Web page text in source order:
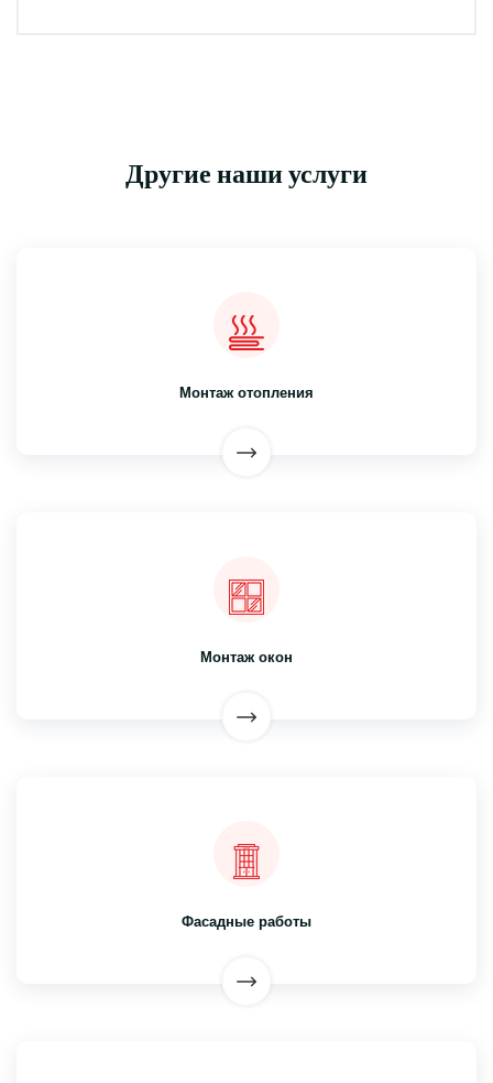
Другие наши услуги
Монтаж отопления
Монтаж окон
Фасадные работы